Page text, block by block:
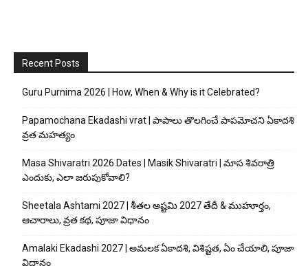
Recent Posts
Guru Purnima 2026 | How, When & Why is it Celebrated?
Papamochana Ekadashi vrat | పాపాలు తొలగించే పాపమోచని ఏకాదశి
వ్రత మహత్యం
Masa Shivaratri 2026 Dates | Masik Shivaratri | మాస శివరాత్రి
ఎందుకు, ఎలా జరుపుకోవాలి?
Sheetala Ashtami 2027 | శీతల అష్టమి 2027 తేదీ & ముహూర్తం,
ఆచారాలు, వ్రత కథ, పూజా విధానం
Amalaki Ekadashi 2027 | అమలక ఏకాదశి, విశిష్టత, ఏం చేయాలి, పూజా
విధానం